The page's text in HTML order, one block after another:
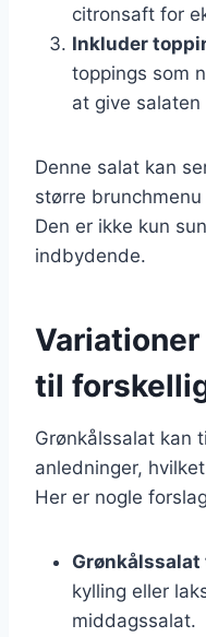
citronsaft for
Inkluder
toppings som
at give
Denne salat kan
større
Den er ikke kun
indbydende.
til
Grønkålssalat kan
anledninger,
Her er nogle
kylling eller
middagssalat.